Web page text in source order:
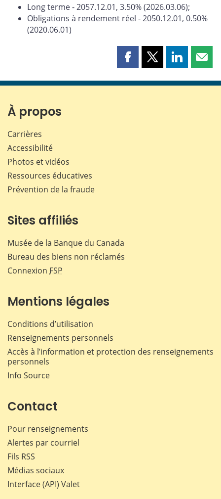
Long terme - 2057.12.01, 3.50% (2026.03.06);
Obligations à rendement réel - 2050.12.01, 0.50%
(2020.06.01)
Partager
page
Partager
page
Partager
page page
À propos
Carrières
Accessibilité
Photos et vidéos
Ressources éducatives
Prévention de la fraude
Sites affiliés
Musée de la Banque du Canada
Bureau des biens non réclamés
Connexion FSP
Mentions légales
Conditions d’utilisation
Renseignements personnels
Accès à l’information et protection des renseignements
personnels
Info Source
Contact
Pour renseignements
Alertes par courriel
Fils RSS
Médias sociaux
Interface (API) Valet